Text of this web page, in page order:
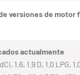
versiones de motor
actualmente
1.6, 1.9 D, 1.0 LPG,